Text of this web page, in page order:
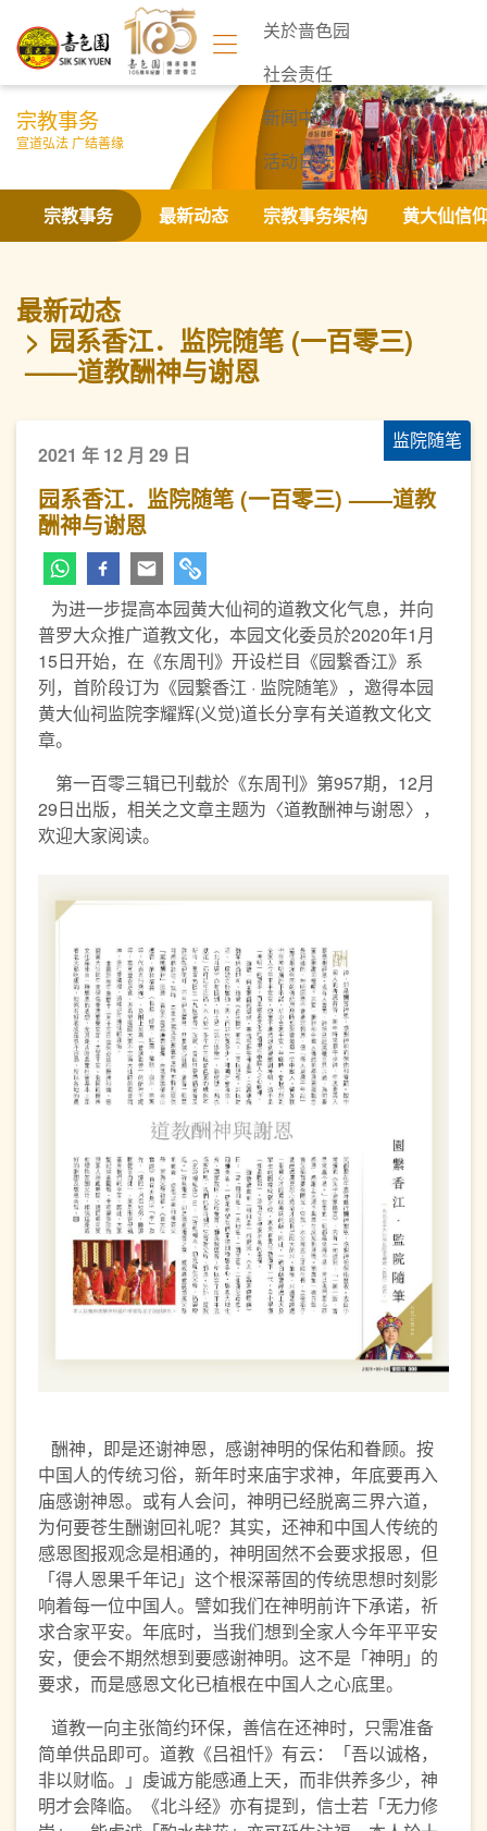
关於啬色园
社会责任
新闻中心
活动日志
联络我们
宗教事务
宣道弘法 广结善缘
宗教事务 最新动态 宗教事务架构 黄大仙信
最新动态
园系香江．监院随笔 (一百零三)
——道教酬神与谢恩
监院随笔
2021 年 12 月 29 日
园系香江．监院随笔 (一百零三) ——道教
酬神与谢恩
为进一步提高本园黄大仙祠的道教文化气息，并向
普罗大众推广道教文化，本园文化委员於2020年1月
15日开始，在《东周刊》开设栏目《园繋香江》系
列，首阶段订为《园繋香江 · 监院随笔》，邀得本园
黄大仙祠监院李耀辉(义觉)道长分享有关道教文化文
章。
第一百零三辑已刊载於《东周刊》第957期，12月
29日出版，相关之文章主题为〈道教酬神与谢恩〉，
欢迎大家阅读。
酬神，即是还谢神恩，感谢神明的保佑和眷顾。按
中国人的传统习俗，新年时来庙宇求神，年底要再入
庙感谢神恩。或有人会问，神明已经脱离三界六道，
为何要苍生酬谢回礼呢？其实，还神和中国人传统的
感恩图报观念是相通的，神明固然不会要求报恩，但
「得人恩果千年记」这个根深蒂固的传统思想时刻影
响着每一位中国人。譬如我们在神明前许下承诺，祈
求合家平安。年底时，当我们想到全家人今年平平安
安，便会不期然想到要感谢神明。这不是「神明」的
要求，而是感恩文化已植根在中国人之心底里。
道教一向主张简约环保，善信在还神时，只需准备
简单供品即可。道教《吕祖忏》有云：「吾以诚格，
非以财临。」虔诚方能感通上天，而非供养多少，神
明才会降临。《北斗经》亦有提到，信士若「无力修